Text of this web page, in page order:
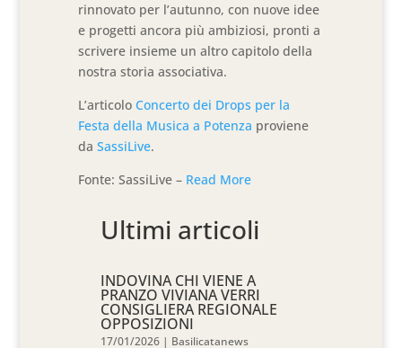
rinnovato per l’autunno, con nuove idee
e progetti ancora più ambiziosi, pronti a
scrivere insieme un altro capitolo della
nostra storia associativa.
L’articoloConcerto dei Drops per la
Festa della Musica a Potenza proviene
daSassiLive.
Fonte: SassiLive – Read More
Ultimi articoli
INDOVINA CHI VIENE A
PRANZO VIVIANA VERRI
CONSIGLIERA REGIONALE
OPPOSIZIONI
17/01/2026 | Basilicatanews